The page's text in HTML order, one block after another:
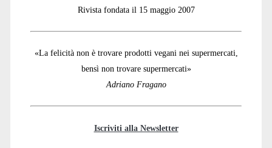
Rivista fondata il 15 maggio 2007
«La felicità non è trovare prodotti vegani nei supermercati,
bensì non trovare supermercati»
Adriano Fragano
Iscriviti alla Newsletter